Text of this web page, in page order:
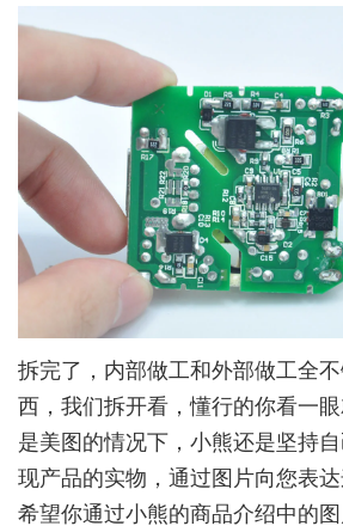
拆完了，内部做工和外部做工全
西，我们拆开看，懂行的你看一
是美图的情况下，小熊还是坚持
现产品的实物，通过图片向您表
希望你通过小熊的商品介绍中的